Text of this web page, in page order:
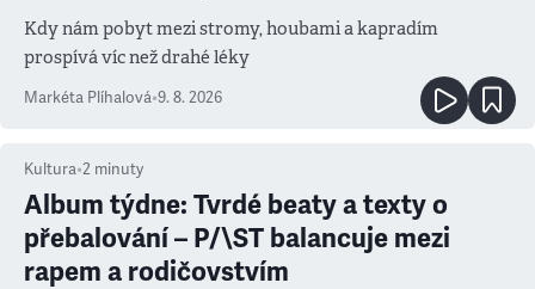
Kdy nám pobyt mezi stromy, houbami a kapradím
prospívá víc než drahé léky
Markéta Plíhalová•9. 8. 2026
Kultura•2 minuty
Album týdne: Tvrdé beaty a texty o
přebalování – P/\ST balancuje mezi
rapem a rodičovstvím